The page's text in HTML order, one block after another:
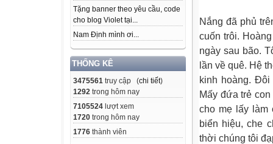
Tặng banner theo yêu cầu, code
cho blog Violet tại...
Nam Định mình ơi...
THỐNG KÊ
3475561 truy cập (chi tiết)
1292 trong hôm nay
7105524 lượt xem
1720 trong hôm nay
1776 thành viên
Nắng đã phủ
cuốn trôi.
ngày sau bão.
lần về quê. Hệ
kinh hoàng.
Mấy đứa trẻ
cho mẹ lấy làm
biển hiệu, che
thời chúng tôi